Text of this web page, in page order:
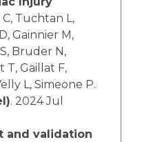
Tuchtan L,
Gainnier M,
Bruder N,
T, Gaillat F,
L, Simeone P.
. 2024 Jul
and validation